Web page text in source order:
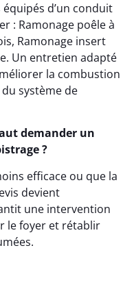
d’un conduit
: Ramonage poêle à
Ramonage insert
Un entretien adapté
la combustion
système de
demander un
?
efficace ou que la
devient
une intervention
le foyer et rétablir